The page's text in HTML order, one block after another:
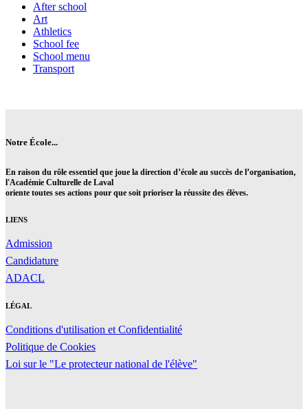
After school
Art
Athletics
School fee
School menu
Transport
Notre École...
En raison du rôle essentiel que joue la direction d’école au succès de l’organisation,
l'Académie Culturelle de Laval
oriente toutes ses actions pour que soit prioriser la réussite des élèves.
LIENS
Admission
Candidature
ADACL
LÉGAL
Conditions d'utilisation et Confidentialité
Politique de Cookies
Loi sur le "Le protecteur national de l'élève"